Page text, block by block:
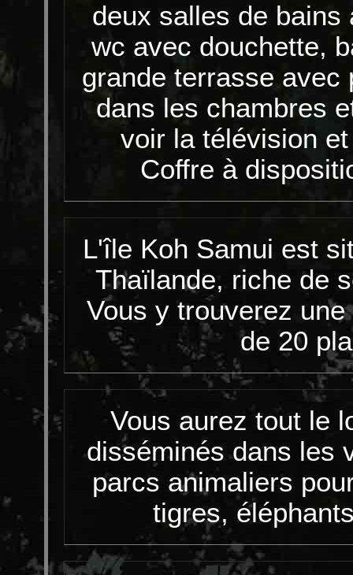
deux salles de bains
wc avec douchette,
grande terrasse
dans les chambres
voir la télévision
Coffre à
L'île Koh Samui est
Thaïlande, riche de
Vous y trouverez
de 20
Vous aurez tout le
disséminés dans les
parcs animaliers
tigres,